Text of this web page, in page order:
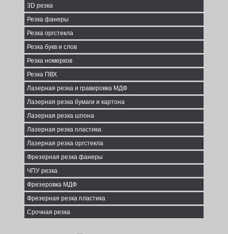
3D резка
Резка фанеры
Резка оргстекла
Резка букв и слов
Резка номерков
Резка ПВХ
Лазерная резка и гравировка МДФ
Лазерная резка бумаги и картона
Лазерная резка шпона
Лазерная резка пластика
Лазерная резка оргстекла
Фрезерная резка фанеры
ЧПУ резка
Фрезеровка МДФ
Фрезерная резка пластика
Срочная резка